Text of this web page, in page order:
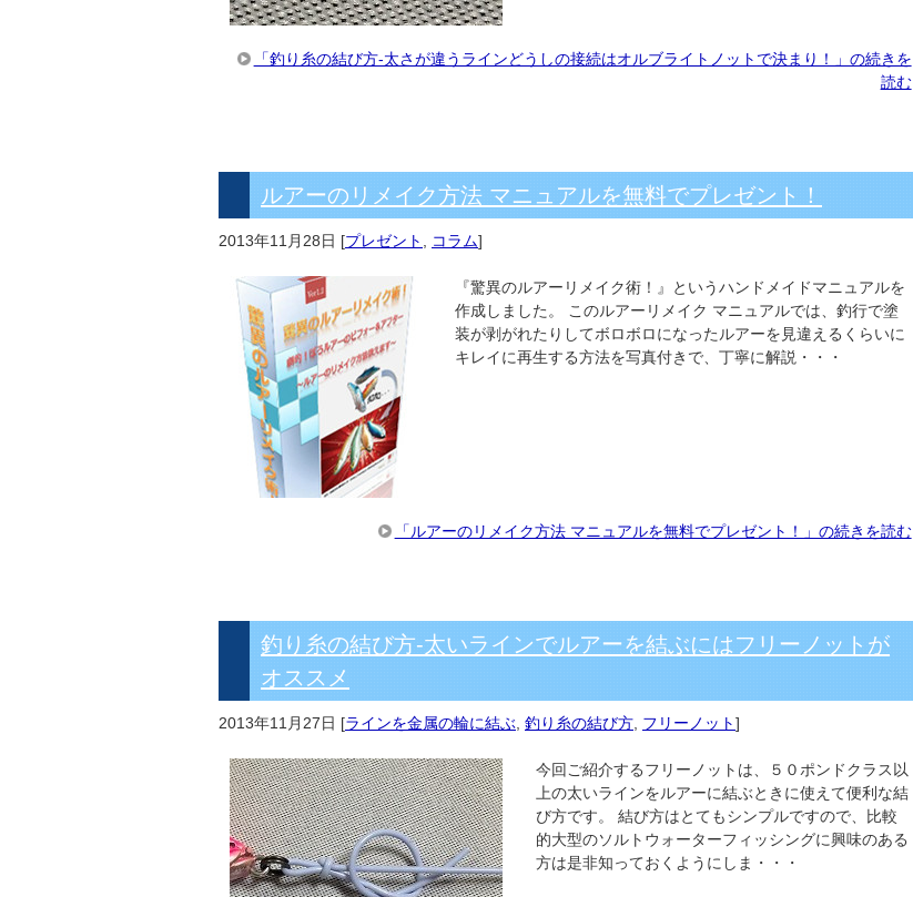
「釣り糸の結び方-太さが違うラインどうしの接続はオルブライトノットで決まり！」の続きを
読む
ルアーのリメイク方法 マニュアルを無料でプレゼント！
2013年11月28日 [プレゼント コラム]
『驚異のルアーリメイク術！』というハンドメイドマニュアルを
作成しました。 このルアーリメイク マニュアルでは、釣行で塗
装が剥がれたりしてボロボロになったルアーを見違えるくらいに
キレイに再生する方法を写真付きで、丁寧に解説・・・
「ルアーのリメイク方法 マニュアルを無料でプレゼント！」の続きを読む
釣り糸の結び方-太いラインでルアーを結ぶにはフリーノットが
オススメ
2013年11月27日 [ラインを金属の輪に結ぶ 釣り糸の結び方 フリーノット]
今回ご紹介するフリーノットは、５０ポンドクラス以
上の太いラインをルアーに結ぶときに使えて便利な結
び方です。 結び方はとてもシンプルですので、比較
的大型のソルトウォーターフィッシングに興味のある
方は是非知っておくようにしま・・・